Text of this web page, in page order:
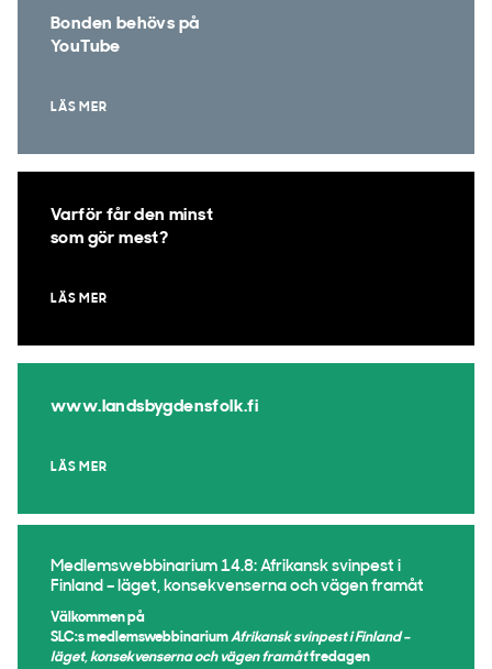
Bonden behövs på
YouTube
LÄS MER
Varför får den minst
som gör mest?
LÄS MER
www.landsbygdensfolk.fi
LÄS MER
Medlemswebbinarium 14.8: Afrikansk svinpest i
Finland – läget, konsekvenserna och vägen framåt
Välkommen på
SLC:s medlemswebbinariumAfrikansk svinpest i Finland –
läget, konsekvenserna och vägen framåtfredagen